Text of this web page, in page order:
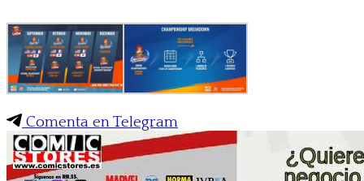
Comenta en Telegram